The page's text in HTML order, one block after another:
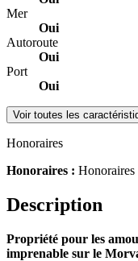
Mer
Oui
Autoroute
Oui
Port
Oui
Voir toutes les
Honoraires
Honoraires : Honoraires
Description
Propriété pour les
imprenable sur le